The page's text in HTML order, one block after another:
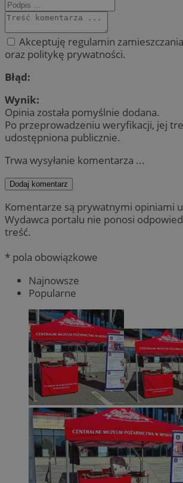
Akceptuję regulamin
oraz politykę prywatności.
Błąd:
Wynik:
Opinia została pomyślnie dodana.
Po przeprowadzeniu weryfikacji, jej
udostępniona publicznie.
Trwa wysyłanie komentarza ...
Dodaj komentarz
Komentarze są prywatnymi opiniami
Wydawca portalu nie ponosi
treść.
* pola obowiązkowe
Najnowsze
Popularne